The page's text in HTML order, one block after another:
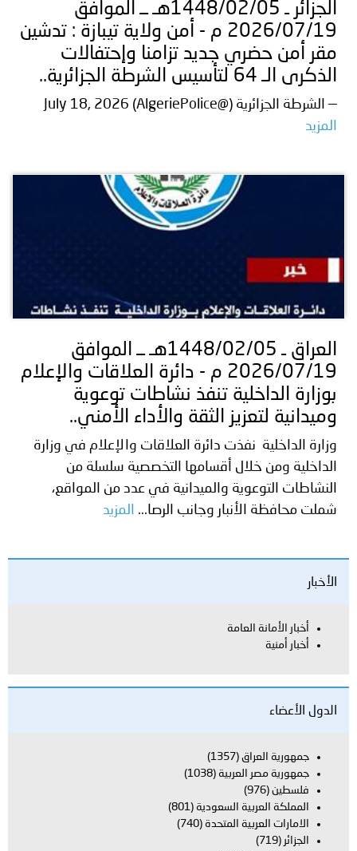
الجزائر ـ 1448/02/05هـ ــ الموافق
2026/07/19 م - أمن ولاية تيبازة : تدشين
مقر أمن حضري جديد تزامنا وإحتفالات
الذكرى الـ 64 لتأسيس الشرطة الجزائرية..
— الشرطة الجزائرية (@AlgeriePolice) July 18, 2026
المزيد
العراق ـ 1448/02/05هـ ــ الموافق
2026/07/19 م - دائرة العلاقات والإعلام
بوزارة الداخلية تنفذ نشاطات توعوية
وميدانية لتعزيز الثقة والأداء الأمني..
وزارة الداخلية نفذت دائرة العلاقات والإعلام في وزارة
الداخلية ومن خلال أقسامها التخصصية سلسلة من
النشاطات التوعوية والميدانية في عدد من المواقع،
شملت محافظة الأنبار وجانب الرصا...
المزيد
الأخبار
أخبار الأمانة العامة
أخبار أمنية
الدول الأعضاء
جمهورية العراق (1357)
جمهورية مصر العربية (1038)
فلسطين (976)
المملكة العربية السعودية (801)
الامارات العربية المتحدة (740)
الجزائر (719)